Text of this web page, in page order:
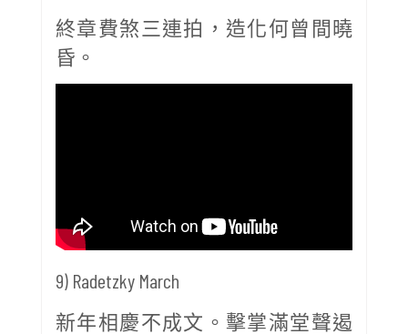
終章費煞三連拍，造化何曾間曉
昏。
9) Radetzky March
新年相慶不成文。擊掌滿堂聲遏